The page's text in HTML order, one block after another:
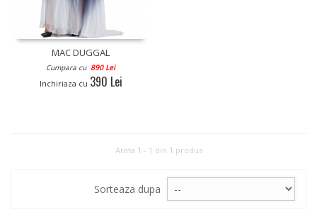
MAC DUGGAL
Cumpara cu 890 Lei
Inchiriaza cu 390 Lei
Arata 1 - 1 din 1 produs
Sorteaza dupa